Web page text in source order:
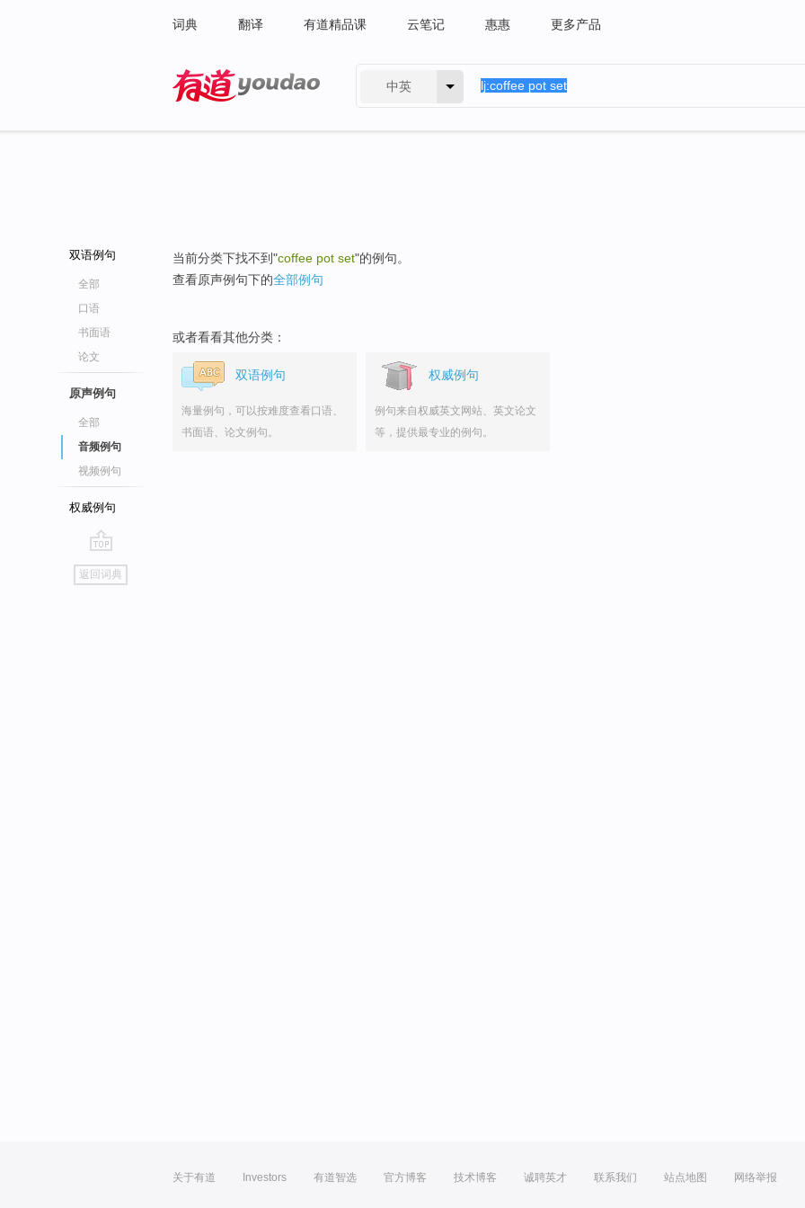
词典 翻译 有道精品课 云笔记 惠惠 更多产品
中英
双语例句
全部
口语
书面语
论文
原声例句
全部
音频例句
视频例句
权威例句
go
top
返回词典
当前分类下找不到"coffee pot set"的例句。
查看原声例句下的全部例句
或者看看其他分类：
双语例句
海量例句，可以按难度查看口语、
书面语、论文例句。
权威例句
例句来自权威英文网站、英文论文
等，提供最专业的例句。
关于有道 Investors 有道智选 官方博客 技术博客 诚聘英才 联系我们 站点地图 网络举报